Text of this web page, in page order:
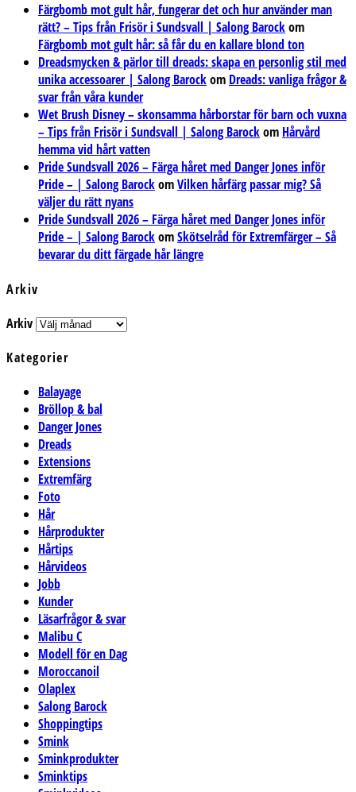
Färgbomb mot gult hår, fungerar det och hur använder man
rätt? – Tips från Frisör i Sundsvall | Salong Barockom
Färgbomb mot gult hår: så får du en kallare blond ton
Dreadsmycken & pärlor till dreads: skapa en personlig stil med
unika accessoarer | Salong Barockom Dreads: vanliga frågor &
svar från våra kunder
Wet Brush Disney – skonsamma hårborstar för barn och vuxna
– Tips från Frisör i Sundsvall | Salong Barockom Hårvård
hemma vid hårt vatten
Pride Sundsvall 2026 – Färga håret med Danger Jones inför
Pride – | Salong BarockomVilken hårfärg passar mig? Så
väljer du rätt nyans
Pride Sundsvall 2026 – Färga håret med Danger Jones inför
Pride – | Salong BarockomSkötselråd för Extremfärger – Så
bevarar du ditt färgade hår längre
Arkiv
Arkiv
Kategorier
Balayage
Bröllop & bal
Danger Jones
Dreads
Extensions
Extremfärg
Foto
Hår
Hårprodukter
Hårtips
Hårvideos
Jobb
Kunder
Läsarfrågor & svar
Malibu C
Modell för en Dag
Moroccanoil
Olaplex
Salong Barock
Shoppingtips
Smink
Sminkprodukter
Sminktips